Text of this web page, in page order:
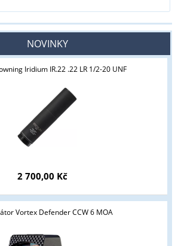
NOVINKY
Iridium IR.22 .22 LR 1/2-20 UNF
2 700,00 Kč
Vortex Defender CCW 6 MOA